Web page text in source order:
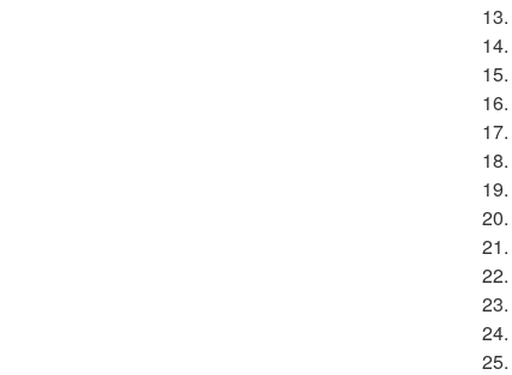
13.
14.
15.
16.
17.
18.
19.
20.
21.
22.
23.
24.
25.